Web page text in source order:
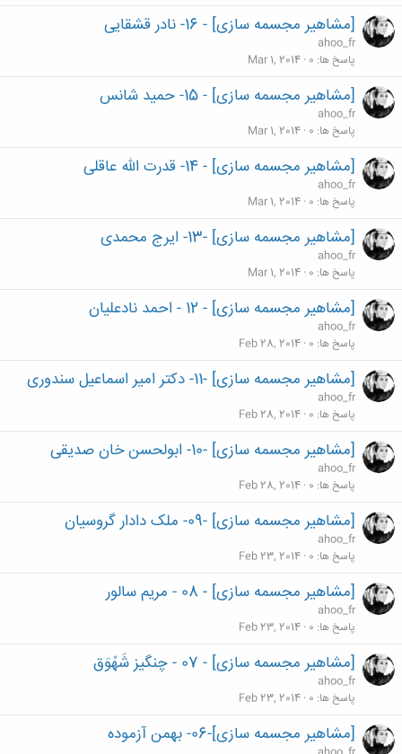
[مشاهیر مجسمه سازی] - 16- نادر قشقایی
ahoo_fr
پاسخ ها 0
Mar 1, 2014
[مشاهیر مجسمه سازی] - 15- حمید شانس
ahoo_fr
پاسخ ها 0
Mar 1, 2014
[مشاهیر مجسمه سازی] - 14- قدرت الله عاقلی
ahoo_fr
پاسخ ها 0
Mar 1, 2014
[مشاهیر مجسمه سازی] -13- ایرج محمدی
ahoo_fr
پاسخ ها 0
Mar 1, 2014
[مشاهیر مجسمه سازی] - 12 - احمد نادعلیان
ahoo_fr
پاسخ ها 0
Feb 28, 2014
[مشاهیر مجسمه سازی] -11- دکتر امیر اسماعیل سندوری
ahoo_fr
پاسخ ها 0
Feb 28, 2014
[مشاهیر مجسمه سازی] -10- ابولحسن خان صدیقی
ahoo_fr
پاسخ ها 0
Feb 28, 2014
[مشاهیر مجسمه سازی] -09- ملک دادار گروسیان
ahoo_fr
پاسخ ها 0
Feb 23, 2014
[مشاهیر مجسمه سازی] - 08 - مریم سالور
ahoo_fr
پاسخ ها 0
Feb 23, 2014
[مشاهیر مجسمه سازی] - 07 - چنگیز شَهْوَق
ahoo_fr
پاسخ ها 0
Feb 23, 2014
[مشاهیر مجسمه سازی]-06- بهمن آزموده